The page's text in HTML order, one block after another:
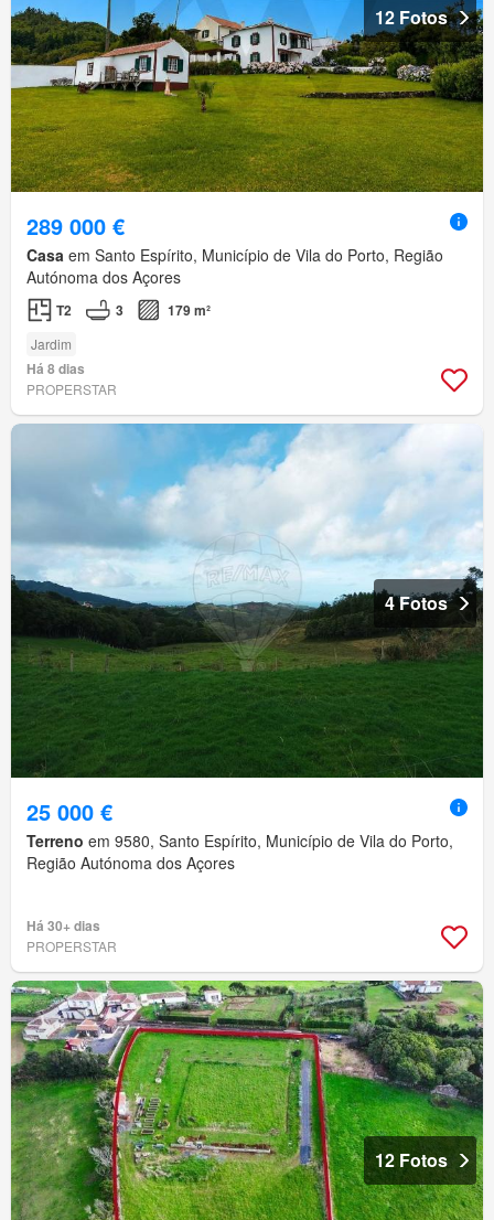
12 Fotos
289 000 €
Casa em Santo Espírito, Município de Vila do Porto, Região
Autónoma dos Açores
T2 3 179 m²
Jardim
Há 8 dias
PROPERSTAR
4 Fotos
25 000 €
Terreno em 9580, Santo Espírito, Município de Vila do Porto,
Região Autónoma dos Açores
Há 30+ dias
PROPERSTAR
12 Fotos